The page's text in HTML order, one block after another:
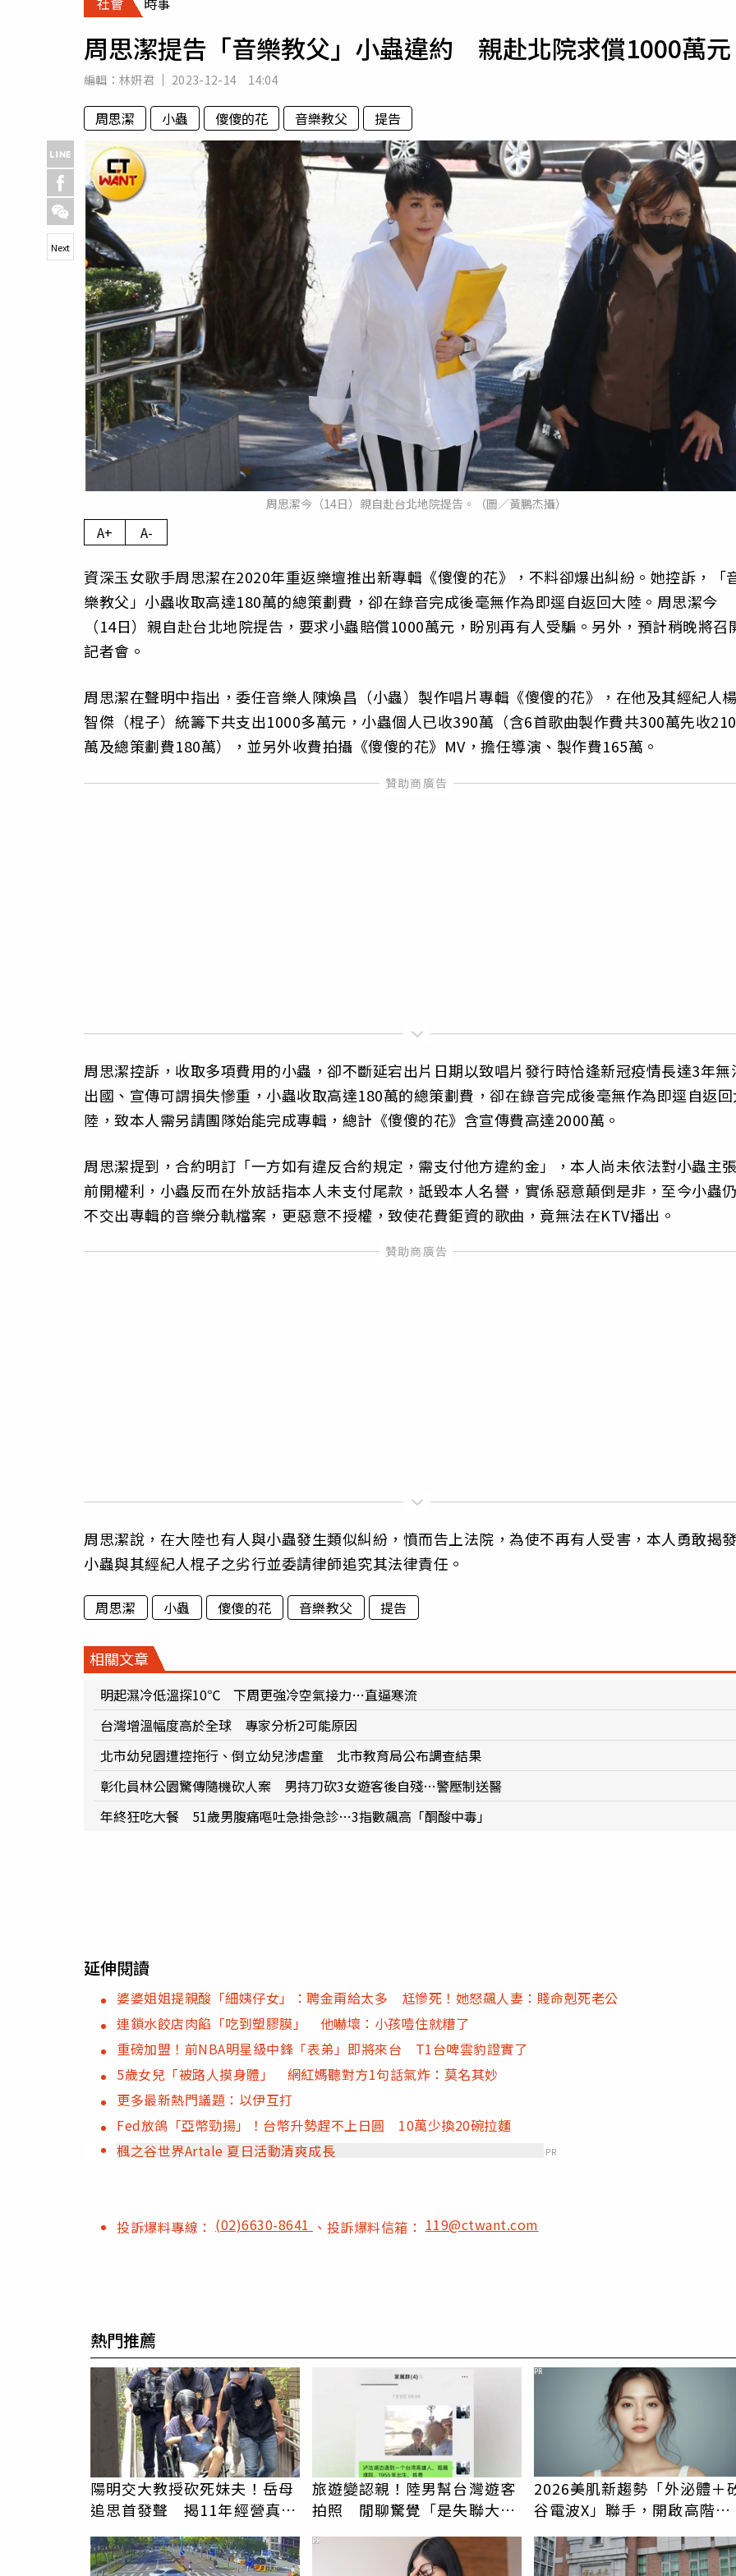
專欄
房產新勢力
運勢
周思潔提告「音樂教父」小蟲違約 親赴北院求償1000萬元
編輯： 林姸君 2023-12-14 14:04
周思潔 小蟲 傻傻的花 音樂教父 提告
周思潔今（14日）親自赴台北地院提告。（圖／黃鵬杰攝）
Next
A+ A-
資深玉女歌手周思潔在2020年重返樂壇推出新專輯《傻傻的花》，不料卻爆出糾紛。她控訴，「
樂教父」小蟲收取高達180萬的總策劃費，卻在錄音完成後毫無作為即逕自返回大陸。周思潔今
（14日）親自赴台北地院提告，要求小蟲賠償1000萬元，盼別再有人受騙。另外，預計稍晚將召
記者會。
周思潔在聲明中指出，委任音樂人陳煥昌（小蟲）製作唱片專輯《傻傻的花》，在他及其經紀人
智傑（棍子）統籌下共支出1000多萬元，小蟲個人已收390萬（含6首歌曲製作費共300萬先收210
萬及總策劃費180萬），並另外收費拍攝《傻傻的花》MV，擔任導演、製作費165萬。
周思潔控訴，收取多項費用的小蟲，卻不斷延宕出片日期以致唱片發行時恰逢新冠疫情長達3年無
出國、宣傳可謂損失慘重，小蟲收取高達180萬的總策劃費，卻在錄音完成後毫無作為即逕自返
陸，致本人需另請團隊始能完成專輯，總計《傻傻的花》含宣傳費高達2000萬。
周思潔提到，合約明訂「一方如有違反合約規定，需支付他方違約金」，本人尚未依法對小蟲主
前開權利，小蟲反而在外放話指本人未支付尾款，詆毀本人名譽，實係惡意顛倒是非，至今小蟲
不交出專輯的音樂分軌檔案，更惡意不授權，致使花費鉅資的歌曲，竟無法在KTV播出。
周思潔說，在大陸也有人與小蟲發生類似糾紛，憤而告上法院，為使不再有人受害，本人勇敢揭
小蟲與其經紀人棍子之劣行並委請律師追究其法律責任。
周思潔 小蟲 傻傻的花 音樂教父 提告
相關文章
明起濕冷低溫探10℃ 下周更強冷空氣接力…直逼寒流
台灣增溫幅度高於全球 專家分析2可能原因
北市幼兒園遭控拖行、倒立幼兒涉虐童 北市教育局公布調查結果
彰化員林公園驚傳隨機砍人案 男持刀砍3女遊客後自殘…警壓制送醫
年終狂吃大餐 51歲男腹痛嘔吐急掛急診…3指數飆高「酮酸中毒」
延伸閱讀
婆婆姐姐提親酸「細姨仔女」：聘金甭給太多 尪慘死！她怒飆人妻：賤命剋死老公
連鎖水餃店肉餡「吃到塑膠膜」 他嚇壞：小孩噎住就糟了
重磅加盟！前NBA明星級中鋒「表弟」即將來台 T1台啤雲豹證實了
5歲女兒「被路人摸身體」 網紅媽聽對方1句話氣炸：莫名其妙
更多最新熱門議題：以伊互打
Fed放鴿「亞幣勁揚」！台幣升勢趕不上日圓 10萬少換20碗拉麵
楓之谷世界Artale 夏日活動清爽成長
PR
投訴爆料專線： (02)6630-8641 、投訴爆料信箱：119@ctwant.com
熱門推薦
陽明交大教授砍死妹夫！岳母
追思首發聲 揭11年經營真相
旅遊變認親！陸男幫台灣遊客
拍照 閒聊驚覺「是失聯大
2026美肌新趨勢「外泌體＋
谷電波X」聯手，開啟高階養
PR
PR